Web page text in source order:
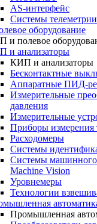
AS-интерфейс
Системы
оборудование
и полевое
и анализаторы
КИП и анализаторы
Бесконтактные
Аппаратные ПИД-
Измерительные
давления
Измерительные
Приборы измерения
Расходомеры
Системы
Системы
Machine Vision
Уровнемеры
Технологии
Промышленная